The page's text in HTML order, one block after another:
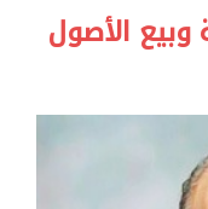
الأصول